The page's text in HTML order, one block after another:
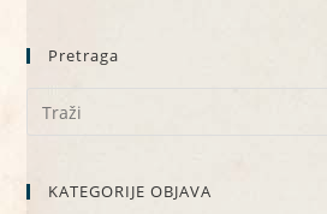
Pretraga
KATEGORIJE OBJAVA